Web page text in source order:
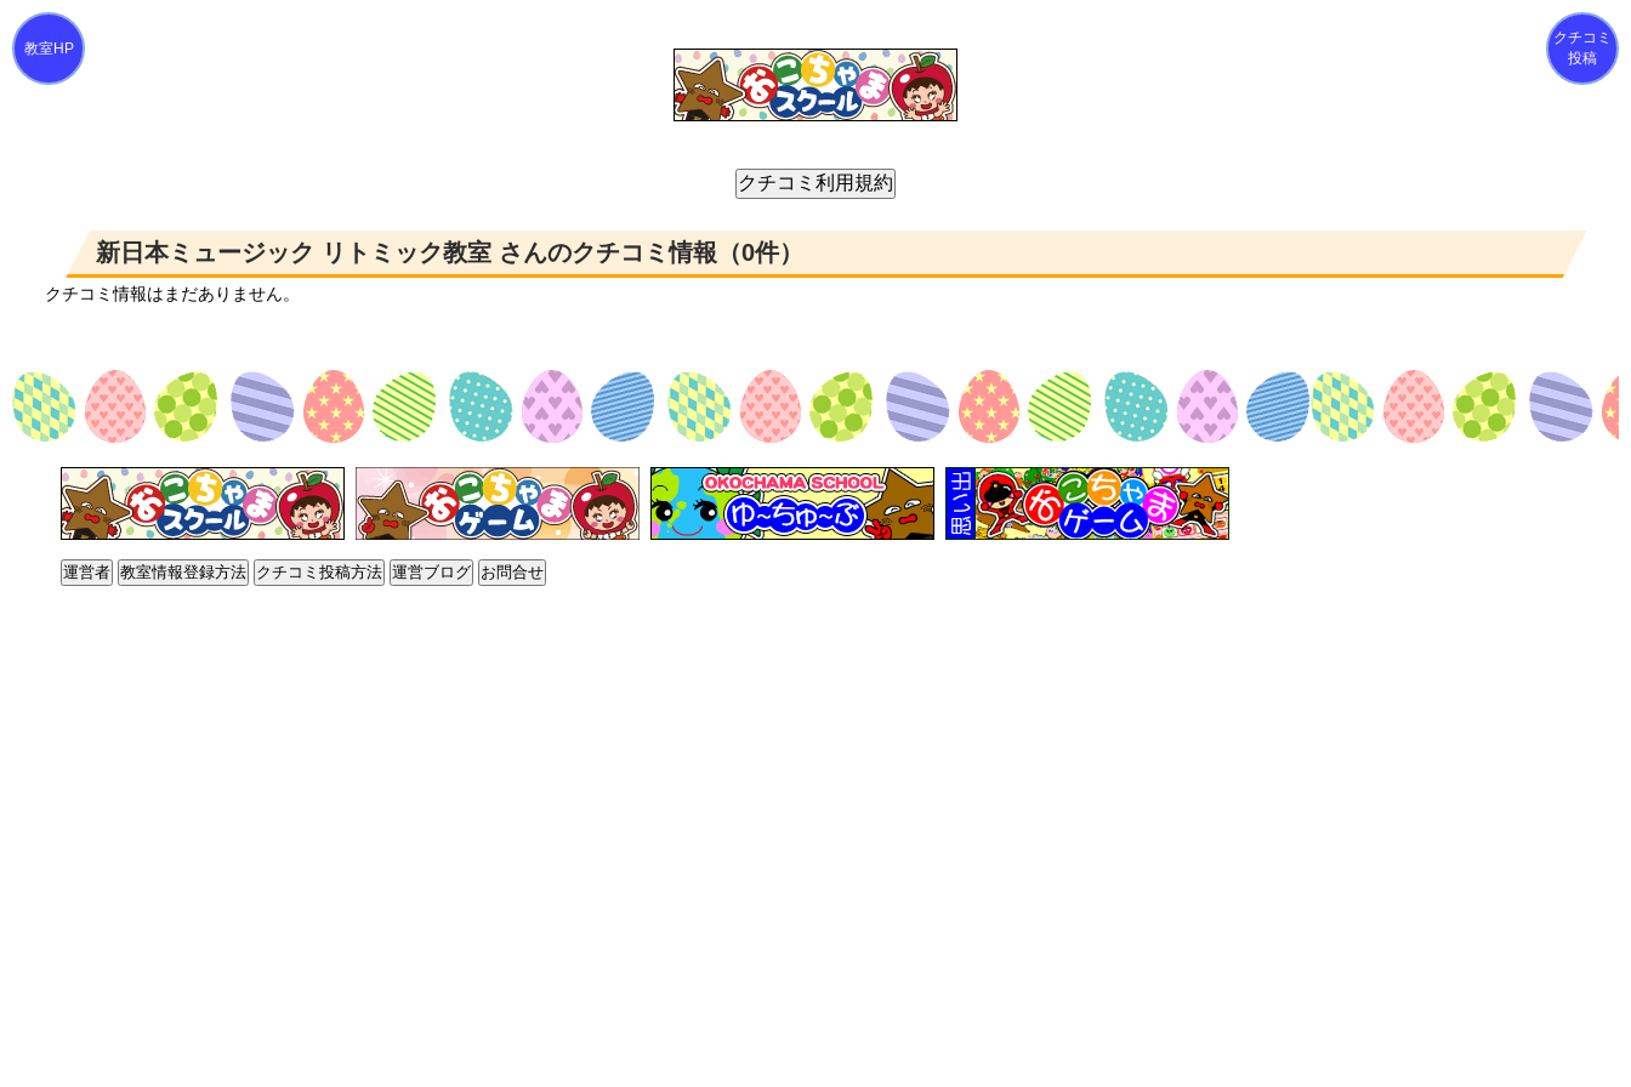
クチコミ
投稿
新日本ミュージック リトミック教室 さんのクチコミ情報（0件）
クチコミ情報はまだありません。